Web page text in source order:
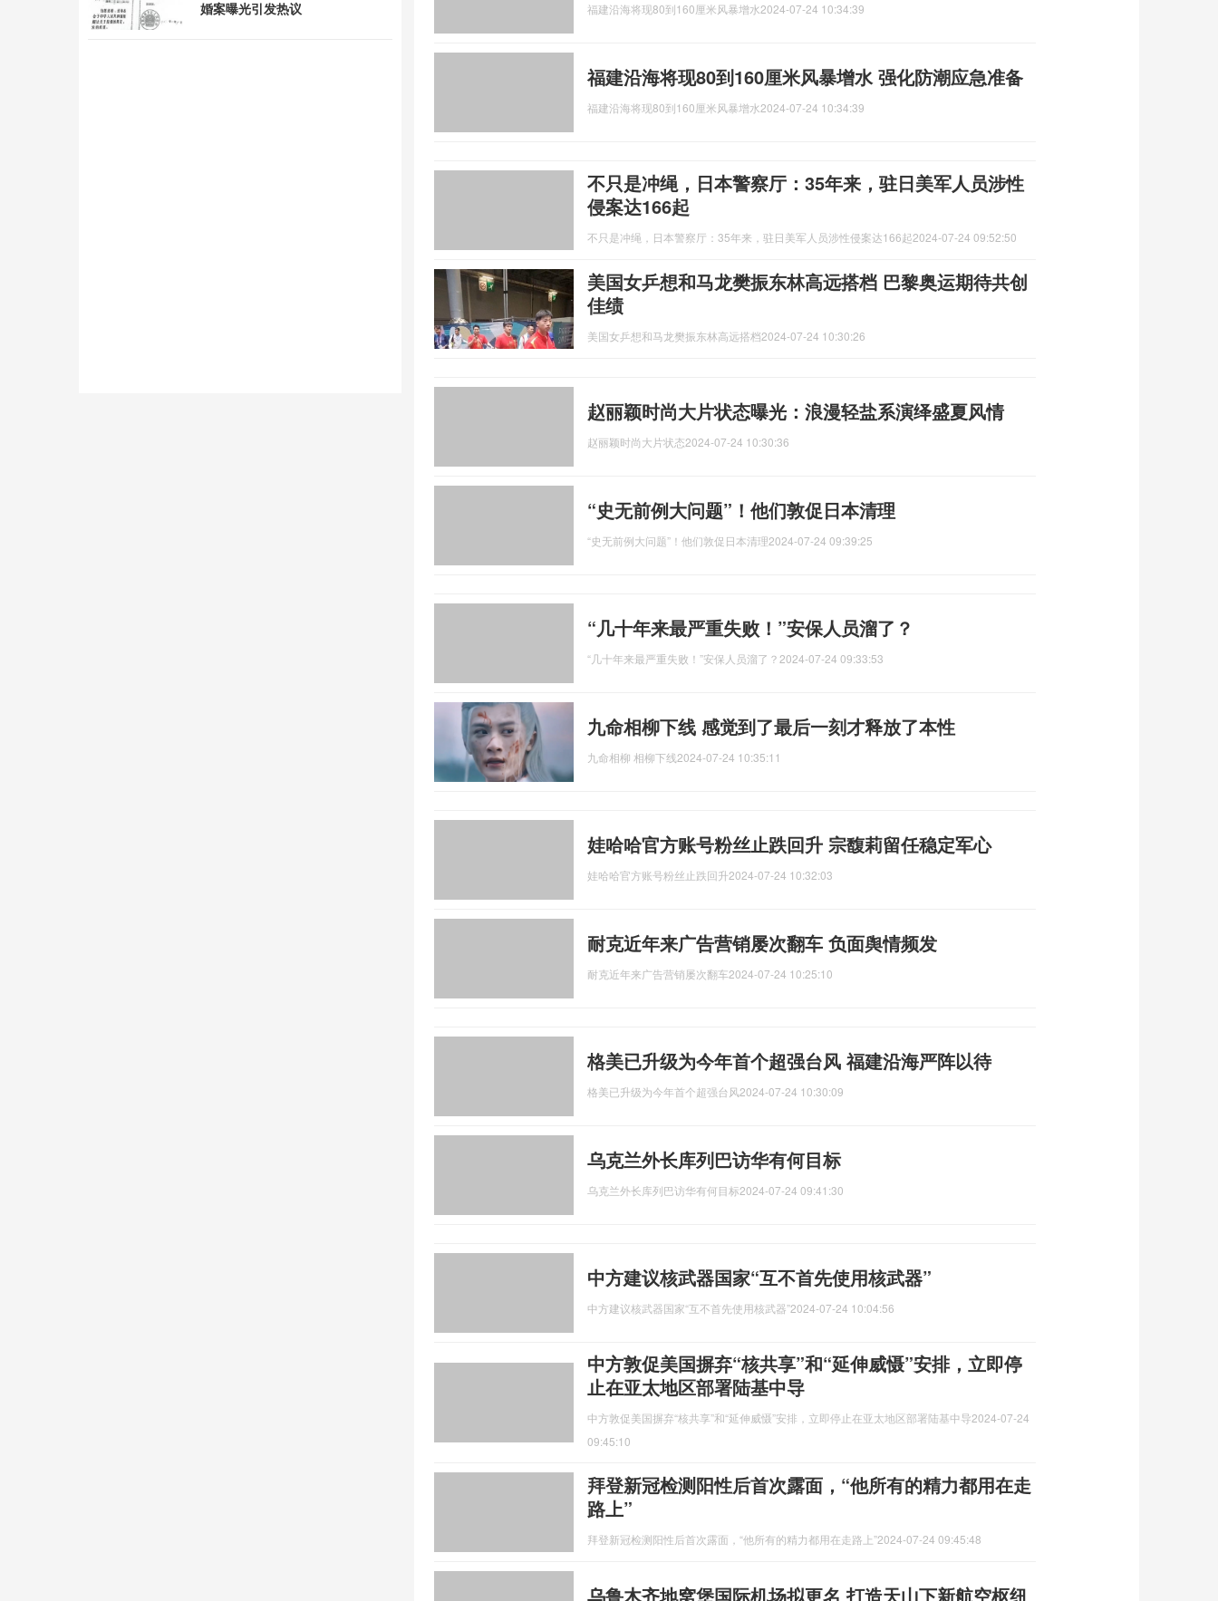
福建沿海将现80到160厘米风暴增水2024-07-24 10:34:39
福建沿海将现80到160厘米风暴增水 强化防潮应急准备
福建沿海将现80到160厘米风暴增水2024-07-24 10:34:39
不只是冲绳，日本警察厅：35年来，驻日美军人员涉性
侵案达166起
不只是冲绳，日本警察厅：35年来，驻日美军人员涉性侵案达166起2024-07-24 09:52:50
美国女乒想和马龙樊振东林高远搭档 巴黎奥运期待共创
佳绩
美国女乒想和马龙樊振东林高远搭档2024-07-24 10:30:26
赵丽颖时尚大片状态曝光：浪漫轻盐系演绎盛夏风情
赵丽颖时尚大片状态2024-07-24 10:30:36
“史无前例大问题”！他们敦促日本清理
“史无前例大问题”！他们敦促日本清理2024-07-24 09:39:25
“几十年来最严重失败！”安保人员溜了？
“几十年来最严重失败！”安保人员溜了？ 2024-07-24 09:33:53
九命相柳下线 感觉到了最后一刻才释放了本性
九命相柳 相柳下线2024-07-24 10:35:11
娃哈哈官方账号粉丝止跌回升 宗馥莉留任稳定军心
娃哈哈官方账号粉丝止跌回升2024-07-24 10:32:03
耐克近年来广告营销屡次翻车 负面舆情频发
耐克近年来广告营销屡次翻车2024-07-24 10:25:10
格美已升级为今年首个超强台风 福建沿海严阵以待
格美已升级为今年首个超强台风2024-07-24 10:30:09
乌克兰外长库列巴访华有何目标
乌克兰外长库列巴访华有何目标2024-07-24 09:41:30
中方建议核武器国家“互不首先使用核武器”
中方建议核武器国家“互不首先使用核武器”2024-07-24 10:04:56
中方敦促美国摒弃“核共享”和“延伸威慑”安排，立即停
止在亚太地区部署陆基中导
中方敦促美国摒弃“核共享”和“延伸威慑”安排，立即停止在亚太地区部署陆基中导2024-07-24
09:45:10
拜登新冠检测阳性后首次露面，“他所有的精力都用在走
路上”
拜登新冠检测阳性后首次露面，“他所有的精力都用在走路上”2024-07-24 09:45:48
乌鲁木齐地窝堡国际机场拟更名 打造天山下新航空枢纽
婚案曝光引发热议